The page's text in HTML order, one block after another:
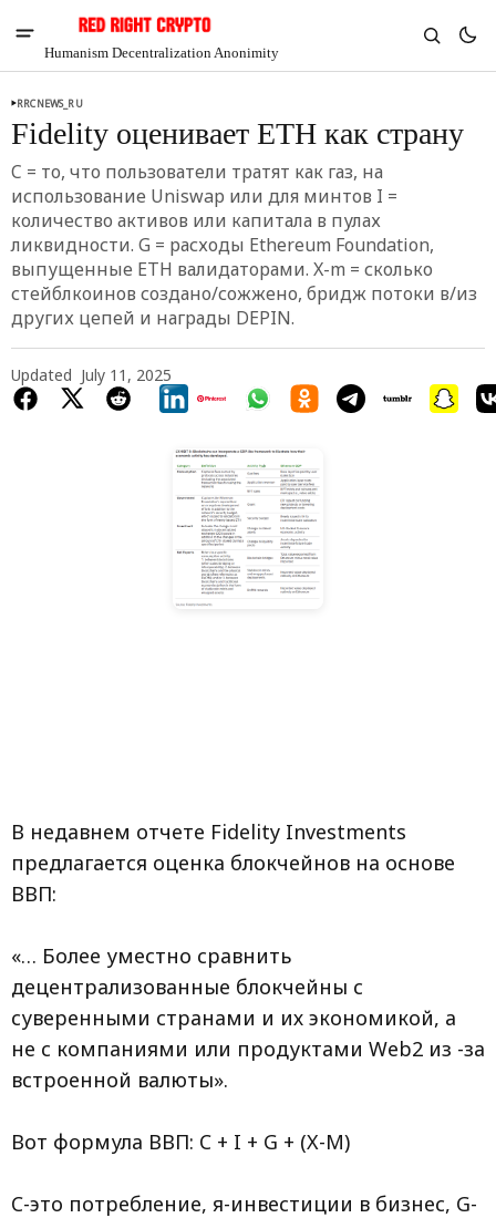
Humanism Decentralization Anonimity
Chia
$1.36
RRCNEWS_RU
Fidelity оценивает ETH как страну
C = то, что пользователи тратят как газ, на
использование Uniswap или для минтов I =
количество активов или капитала в пулах
ликвидности. G = расходы Ethereum Foundation,
выпущенные ETH валидаторами. X-m = сколько
стейблкоинов создано/сожжено, бридж потоки в/из
других цепей и награды DEPIN.
Updated July 11, 2025
В недавнем отчете Fidelity Investments
предлагается оценка блокчейнов на основе
ВВП:
«… Более уместно сравнить
децентрализованные блокчейны с
суверенными странами и их экономикой, а
не с компаниями или продуктами Web2 из -за
встроенной валюты».
Вот формула ВВП: C + I + G + (X-M)
C-это потребление, я-инвестиции в бизнес, G-